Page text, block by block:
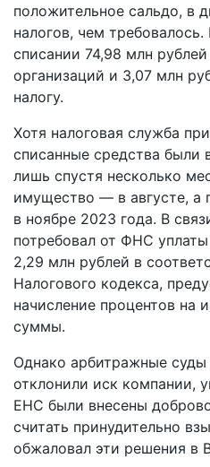
положительное сальдо, в
налогов, чем
списании 74,98 млн
организаций и 3,07 млн
налогу.
Хотя налоговая служба
списанные средства были
лишь спустя несколько
имущество — в августе, а
в ноябре 2023 года. В
потребовал от ФНС
2,29 млн рублей в
Налогового кодекса,
начисление процентов на
суммы.
Однако арбитражные суды
отклонили иск компании,
ЕНС были внесены
считать принудительно
обжаловал эти решения в